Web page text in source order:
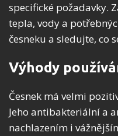
specifické požadavky.
tepla, vody a
česneku a sledujte, co
Výhody
Česnek má velmi
Jeho antibakteriální a
nachlazením i